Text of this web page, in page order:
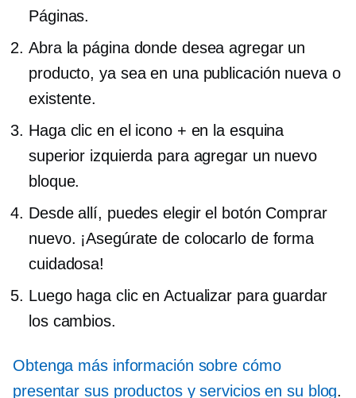
Páginas.
Abra la página donde desea agregar un
producto, ya sea en una publicación nueva o
existente.
Haga clic en el icono + en la esquina
superior izquierda para agregar un nuevo
bloque.
Desde allí, puedes elegir el botón Comprar
nuevo. ¡Asegúrate de colocarlo de forma
cuidadosa!
Luego haga clic en Actualizar para guardar
los cambios.
Obtenga más información sobre cómo
presentar sus productos y servicios en su blog.